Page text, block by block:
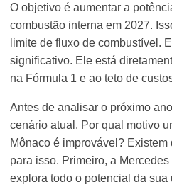
O objetivo é aumentar a
combustão interna em 2027.
limite de fluxo de combustível.
significativo. Ele está
na Fórmula 1 e ao teto de
Antes de analisar o próximo
cenário atual. Por qual motivo
Mônaco é improvável?
para isso. Primeiro, a
explora todo o potencial da